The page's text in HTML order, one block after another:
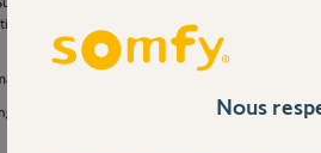
vérifier le fonctionnement et l'équilibrage
ce sera forcément autre chose qui cassera....
dans les deux cas.
Nous